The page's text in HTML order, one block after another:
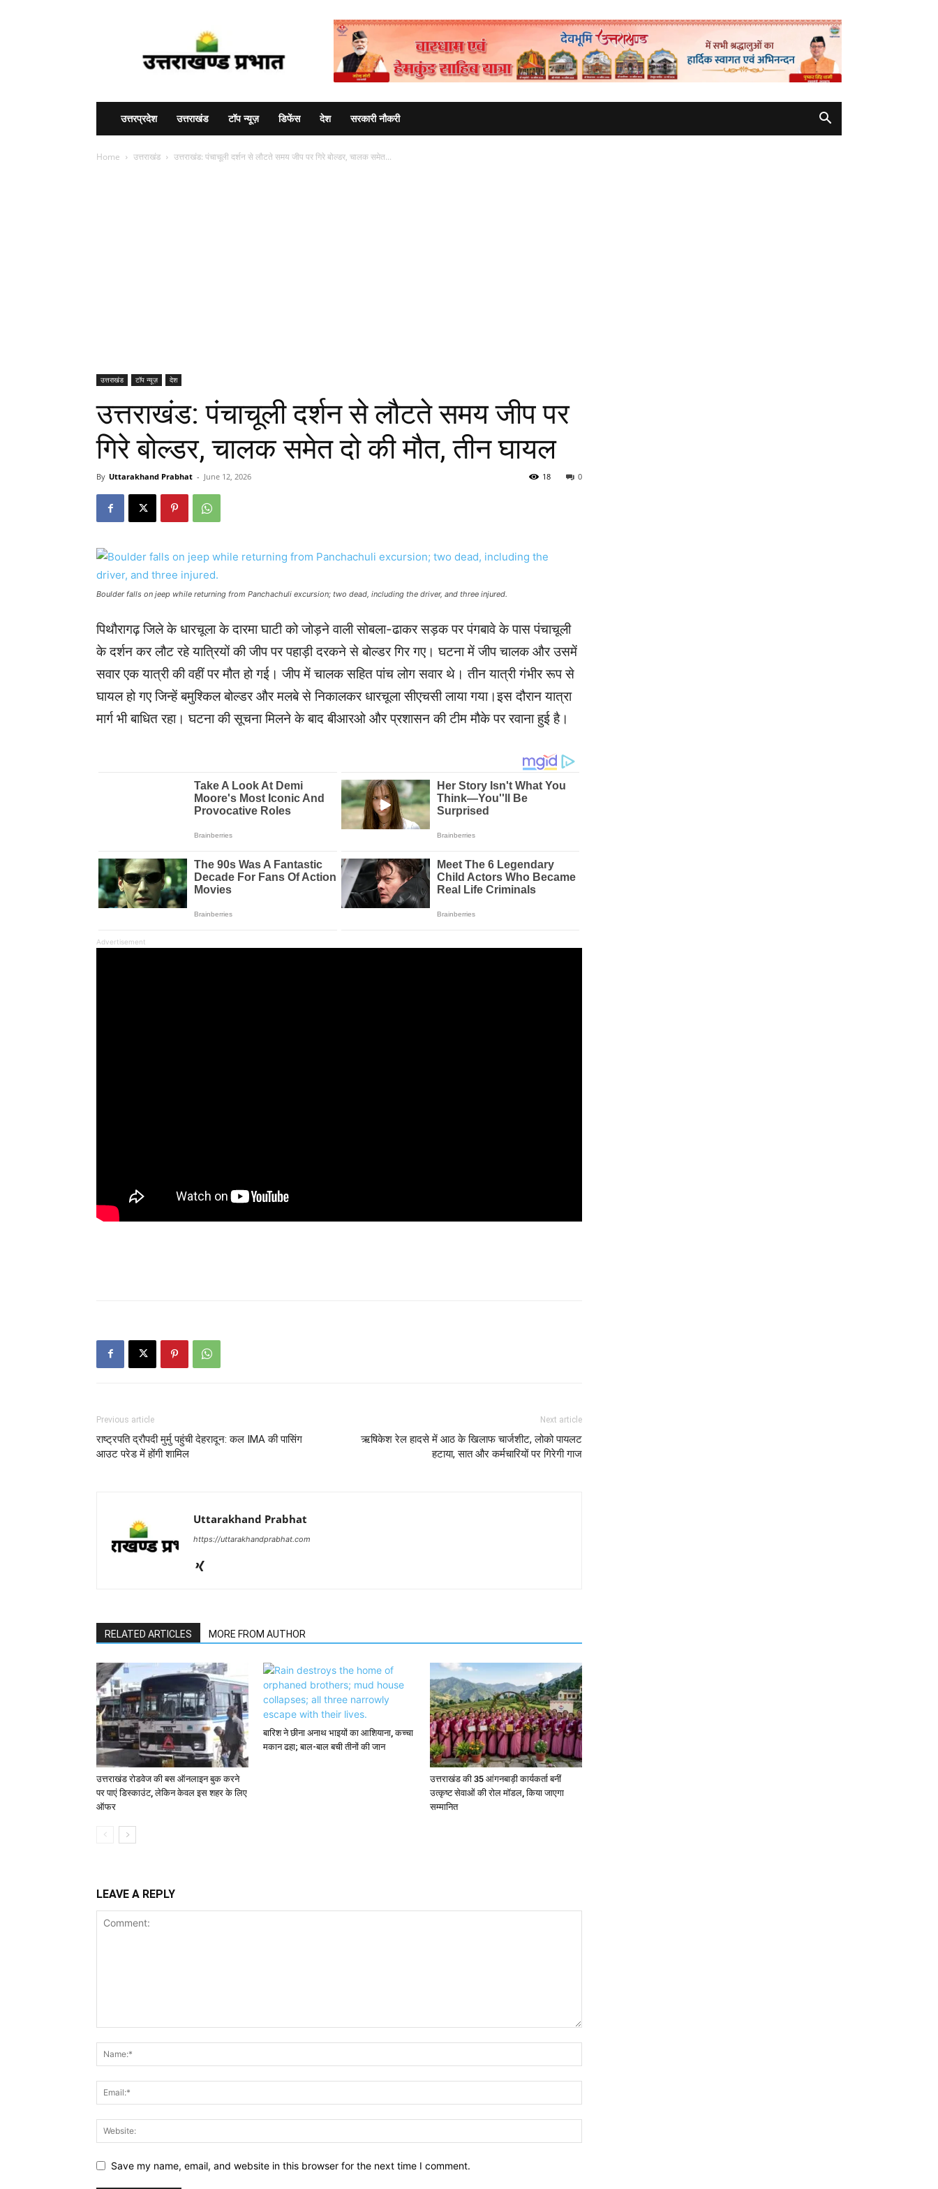
Advertisement
उत्तरप्रदेश उत्तराखंड टॉप न्यूज़ डिफेंस देश सरकारी नौकरी
Home उत्तराखंड उत्तराखंड: पंचाचूली दर्शन से लौटते समय जीप पर गिरे बोल्डर, चालक समेत...
उत्तराखंड टॉप न्यूज़ देश
उत्तराखंड: पंचाचूली दर्शन से लौटते समय जीप पर
गिरे बोल्डर, चालक समेत दो की मौत, तीन घायल
By Uttarakhand Prabhat - June 12, 2026 0
18
Boulder falls on jeep while returning from Panchachuli excursion; two dead, including the driver, and three injured.
पिथौरागढ़ जिले के धारचूला के दारमा घाटी को जोड़ने वाली सोबला-ढाकर सड़क पर पंगबावे के पास पंचाचूली
के दर्शन कर लौट रहे यात्रियों की जीप पर पहाड़ी दरकने से बोल्डर गिर गए। घटना में जीप चालक और उसमें
सवार एक यात्री की वहीं पर मौत हो गई। जीप में चालक सहित पांच लोग सवार थे। तीन यात्री गंभीर रूप से
घायल हो गए जिन्हें बमुश्किल बोल्डर और मलबे से निकालकर धारचूला सीएचसी लाया गया।इस दौरान यात्रा
मार्ग भी बाधित रहा। घटना की सूचना मिलने के बाद बीआरओ और प्रशासन की टीम मौके पर रवाना हुई है।
Advertisement
Previous article
राष्ट्रपति द्रौपदी मुर्मु पहुंची देहरादून: कल IMA की पासिंग
आउट परेड में होंगी शामिल
Next article
ऋषिकेश रेल हादसे में आठ के खिलाफ चार्जशीट, लोको पायलट
हटाया, सात और कर्मचारियों पर गिरेगी गाज
Uttarakhand Prabhat
https://uttarakhandprabhat.com
RELATED ARTICLES MORE FROM AUTHOR
उत्तराखंड रोडवेज की बस ऑनलाइन बुक करने
पर पाएं डिस्काउंट, लेकिन केवल इस शहर के लिए
ऑफर
बारिश ने छीना अनाथ भाइयों का आशियाना, कच्चा
मकान ढहा; बाल-बाल बची तीनों की जान
उत्तराखंड की 35 आंगनबाड़ी कार्यकर्ता बनीं
उत्कृष्ट सेवाओं की रोल मॉडल, किया जाएगा
सम्मानित
LEAVE A REPLY
Save my name, email, and website in this browser for the next time I comment.